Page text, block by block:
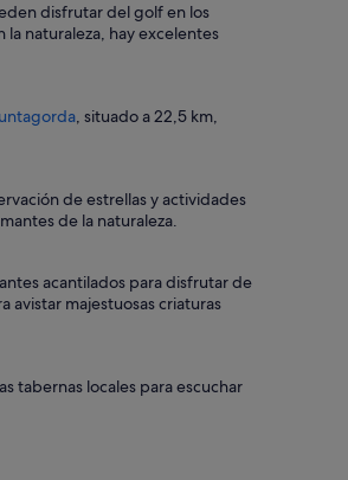
disfrutar del golf en los
naturaleza, hay excelentes
, situado a 22,5 km,
de estrellas y actividades
de la naturaleza.
acantilados para disfrutar de
avistar majestuosas criaturas
tabernas locales para escuchar